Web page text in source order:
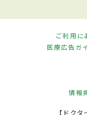
ご利用に
医療広告ガ
情報
【ドク